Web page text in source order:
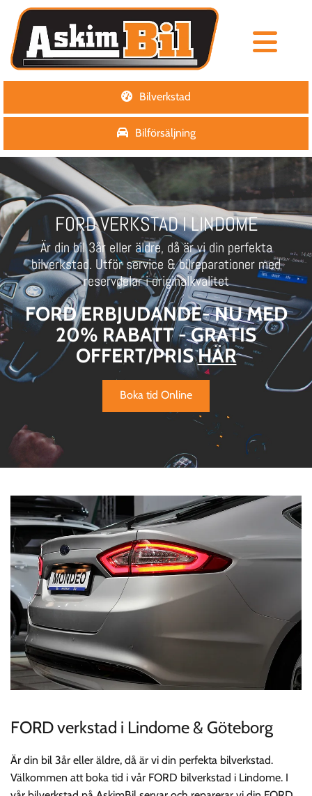
Bilverkstad
Bilförsäljning
FORD VERKSTAD I LINDOME
Är din bil 3år eller äldre, då är vi din perfekta
bilverkstad. Utför service & bilreparationer med
reservdelar i originalkvalitet
FORD ERBJUDANDE- NU MED
20% RABATT - GRATIS
OFFERT/PRISHÄR
Boka tid Online
FORD verkstad i Lindome & Göteborg
Är din bil 3år eller äldre, då är vi din perfekta bilverkstad.
Välkommen att boka tid i vår FORD bilverkstad i Lindome. I